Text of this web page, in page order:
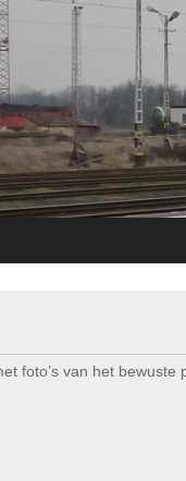
foto’s van het bewuste